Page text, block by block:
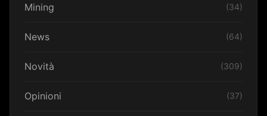
Mining (34)
News (64)
Novità (309)
Opinioni (37)